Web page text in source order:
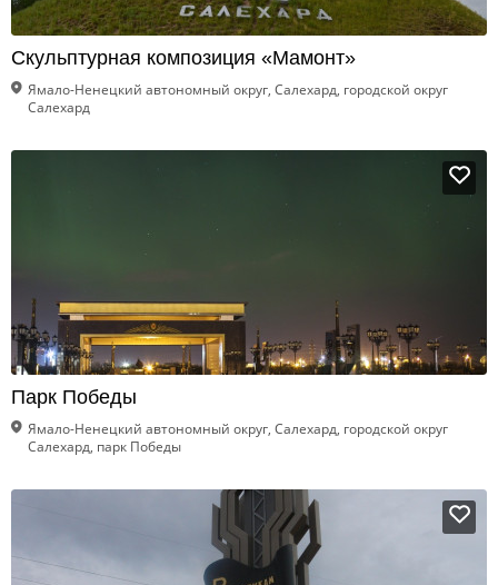
Скульптурная композиция «Мамонт»
Ямало-Ненецкий автономный округ, Салехард, городской округ
Салехард
Парк Победы
Ямало-Ненецкий автономный округ, Салехард, городской округ
Салехард, парк Победы